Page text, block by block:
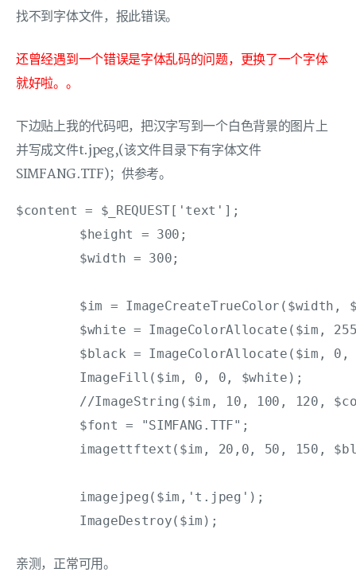
找不到字体文件，报此错误。
还曾经遇到一个错误是字体乱码的问题，更换了一个字体
就好啦。。
下边贴上我的代码吧，把汉字写到一个白色背景的图片上
并写成文件t.jpeg,(该文件目录下有字体文件
SIMFANG.TTF)；供参考。
$content = $_REQUEST['text'];
亲测，正常可用。